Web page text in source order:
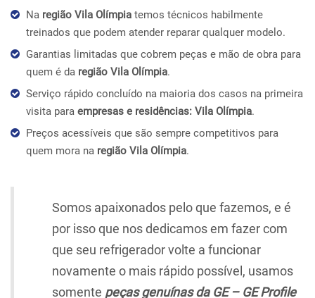
Na região Vila Olímpia temos técnicos habilmente
treinados que podem atender reparar qualquer modelo.
Garantias limitadas que cobrem peças e mão de obra para
quem é da região Vila Olímpia.
Serviço rápido concluído na maioria dos casos na primeira
visita para empresas e residências: Vila Olímpia.
Preços acessíveis que são sempre competitivos para
quem mora na região Vila Olímpia.
Somos apaixonados pelo que fazemos, e é
por isso que nos dedicamos em fazer com
que seu refrigerador volte a funcionar
novamente o mais rápido possível, usamos
somente peças genuínas da GE – GE Profile